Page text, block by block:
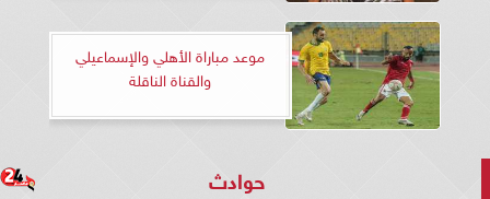
موعد مباراة الأهلي والإسماعيلي
والقناة الناقلة
حوادث